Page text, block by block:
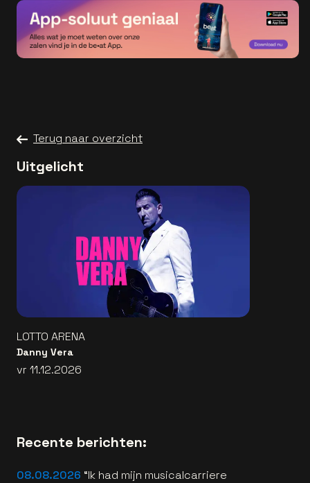
Terug naar overzicht
Uitgelicht
LOTTO ARENA
Danny Vera
vr 11.12.2026
Recente berichten:
08.08.2026 “Ik had mijn musicalcarriere